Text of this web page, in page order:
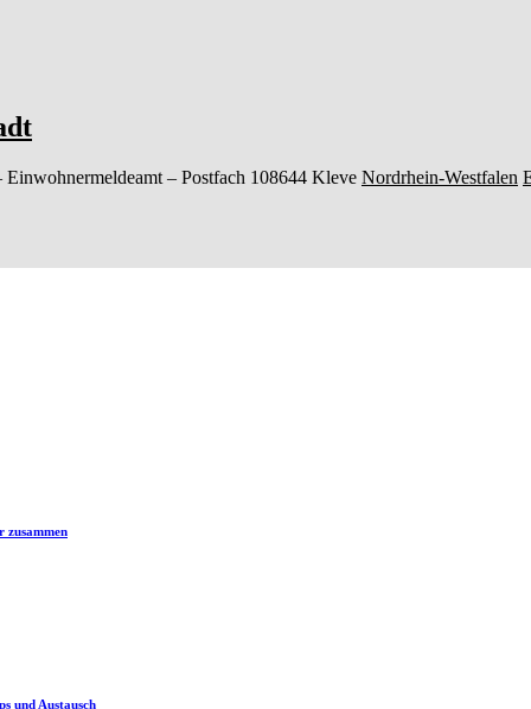
Einwohnermeldeamt – Postfach 108644 Kleve Nordrhein-Westfalen
zusammen
und Austausch